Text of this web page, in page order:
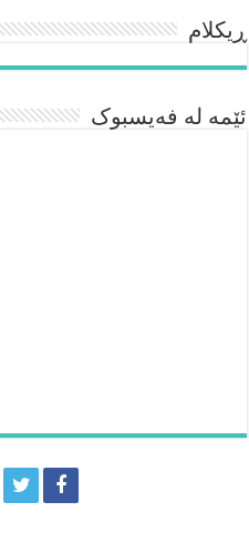
ڕیکلام
ئێمە لە فەیسبوک